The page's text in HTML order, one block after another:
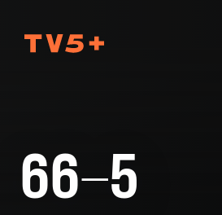
66-5